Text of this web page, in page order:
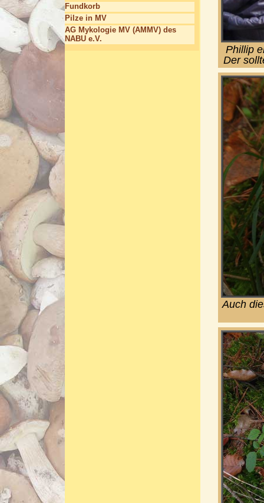
Phillip
Der
Auch
Fundkorb
Pilze in MV
AG Mykologie MV (AMMV) des
NABU e.V.